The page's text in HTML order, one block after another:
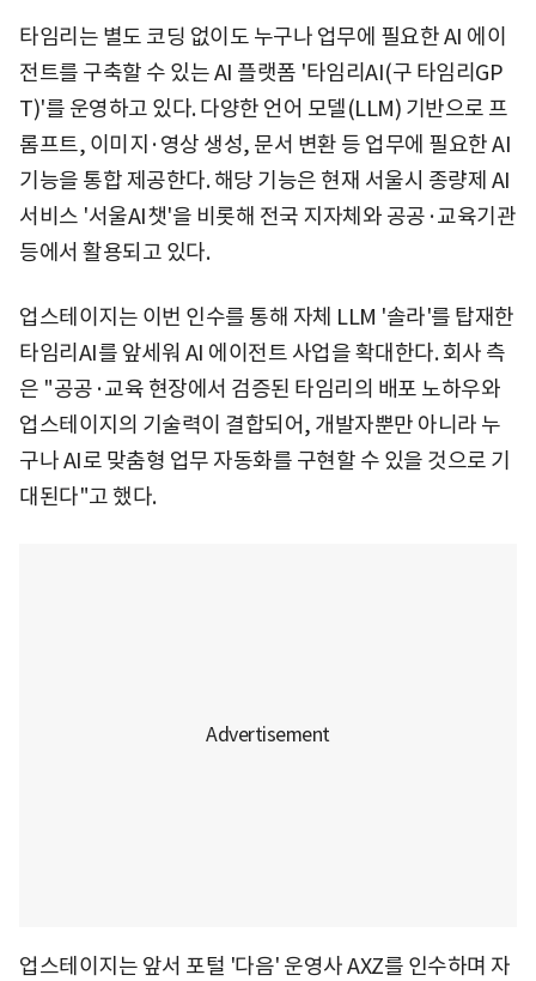
타임리는 별도 코딩 없이도 누구나 업무에 필요한 AI 에이
전트를 구축할 수 있는 AI 플랫폼 '타임리AI(구 타임리GP
T)'를 운영하고 있다. 다양한 언어 모델(LLM) 기반으로 프
롬프트, 이미지·영상 생성, 문서 변환 등 업무에 필요한 AI
기능을 통합 제공한다. 해당 기능은 현재 서울시 종량제 AI
서비스 '서울AI챗'을 비롯해 전국 지자체와 공공·교육기관
등에서 활용되고 있다.
업스테이지는 이번 인수를 통해 자체 LLM '솔라'를 탑재한
타임리AI를 앞세워 AI 에이전트 사업을 확대한다. 회사 측
은 "공공·교육 현장에서 검증된 타임리의 배포 노하우와
업스테이지의 기술력이 결합되어, 개발자뿐만 아니라 누
구나 AI로 맞춤형 업무 자동화를 구현할 수 있을 것으로 기
대된다"고 했다.
업스테이지는 앞서 포털 '다음' 운영사 AXZ를 인수하며 자